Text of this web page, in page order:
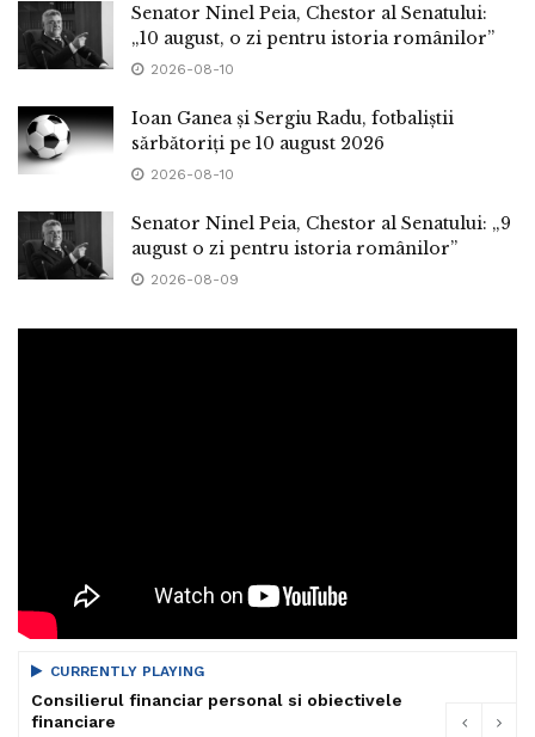
Senator Ninel Peia, Chestor al Senatului:
„10 august, o zi pentru istoria românilor”
2026-08-10
Ioan Ganea și Sergiu Radu, fotbaliștii
sărbătoriți pe 10 august 2026
2026-08-10
Senator Ninel Peia, Chestor al Senatului: „9
august o zi pentru istoria românilor”
2026-08-09
CURRENTLY PLAYING
Consilierul financiar personal si obiectivele
financiare